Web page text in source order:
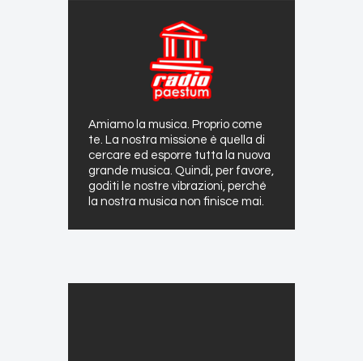
Amiamo la musica. Proprio come
te. La nostra missione è quella di
cercare ed esporre tutta la nuova
grande musica. Quindi, per favore,
goditi le nostre vibrazioni, perché
la nostra musica non finisce mai.